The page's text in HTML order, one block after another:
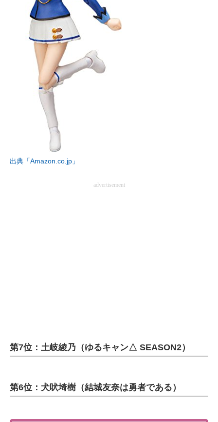
出典「Amazon.co.jp」
advertisement
第7位：土岐綾乃（ゆるキャン△ SEASON2）
第6位：犬吠埼樹（結城友奈は勇者である）